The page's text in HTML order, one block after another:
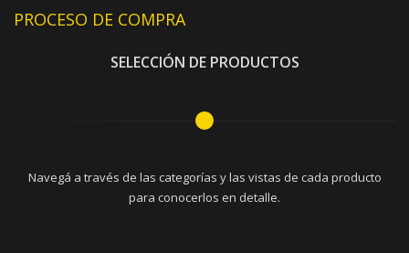
PROCESO DE COMPRA
SELECCIÓN DE PRODUCTOS
Navegá a través de las categorías y las vistas de cada producto
para conocerlos en detalle.